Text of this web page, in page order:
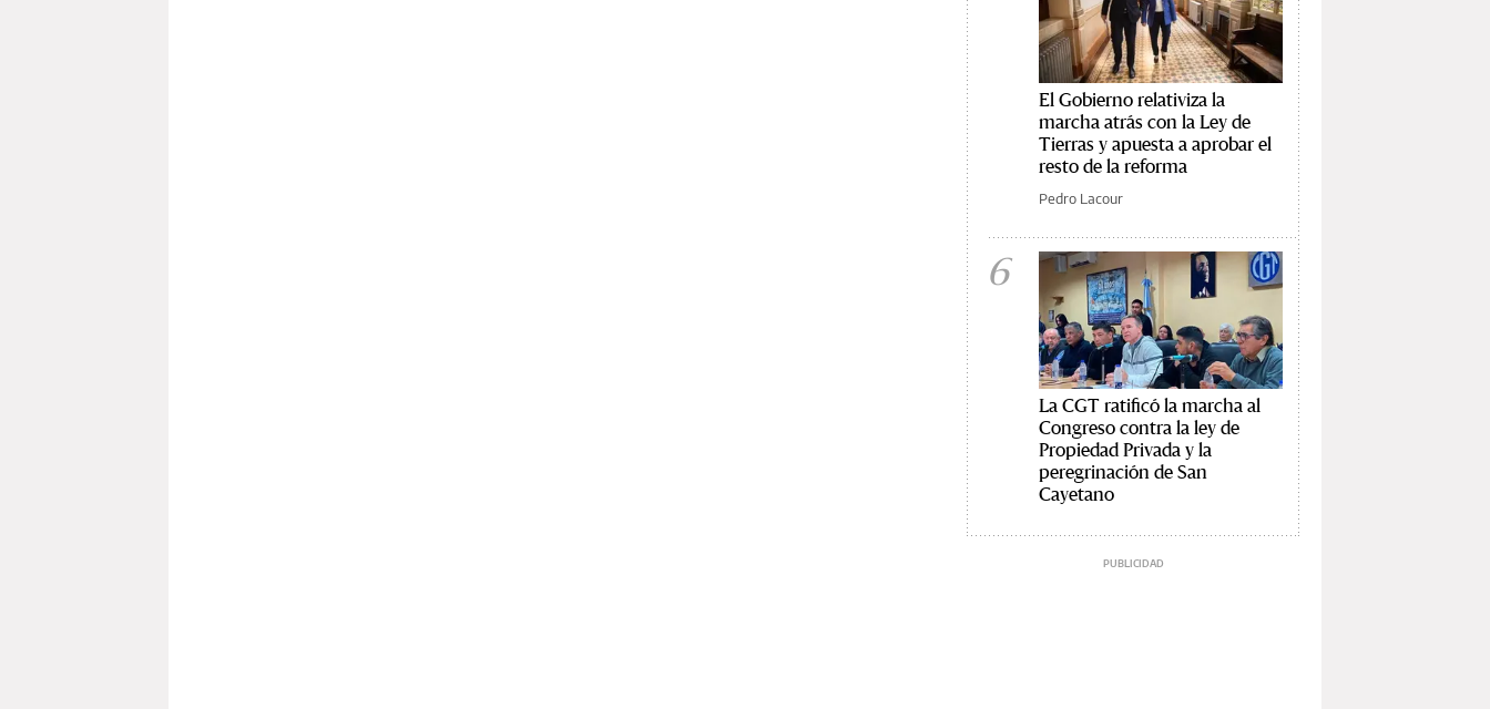
El Gobierno relativiza la
marcha atrás con la Ley de
Tierras y apuesta a aprobar el
resto de la reforma
Pedro Lacour
6
La CGT ratificó la marcha al
Congreso contra la ley de
Propiedad Privada y la
peregrinación de San
Cayetano